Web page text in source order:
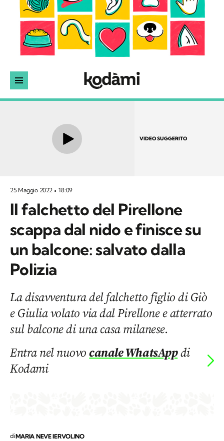
VIDEO SUGGERITO
25 Maggio 2022 18:09
Il falchetto del Pirellone
scappa dal nido e finisce su
un balcone: salvato dalla
Polizia
La disavventura del falchetto figlio di Giò
e Giulia volato via dal Pirellone e atterrato
sul balcone di una casa milanese.
Entra nel nuovocanale WhatsAppdi
Kodami
diMARIA NEVE IERVOLINO